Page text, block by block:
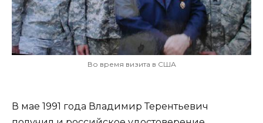
Во время визита в США
В мае 1991 года Владимир Терентьевич